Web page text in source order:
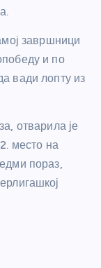
завршници
и по
вади лопту из
отварила је
место на
пораз,